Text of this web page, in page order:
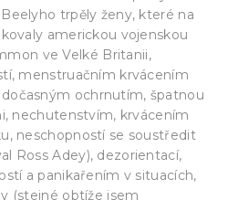
trpěly ženy, které na
americkou vojenskou
ve Velké Britanii,
menstruačním krvácením
ochrnutím, špatnou
nechutenstvím, krvácením
neschopností se soustředit
Ross Adey), dezorientací,
a panikařením v situacích,
(stejné obtíže jsem